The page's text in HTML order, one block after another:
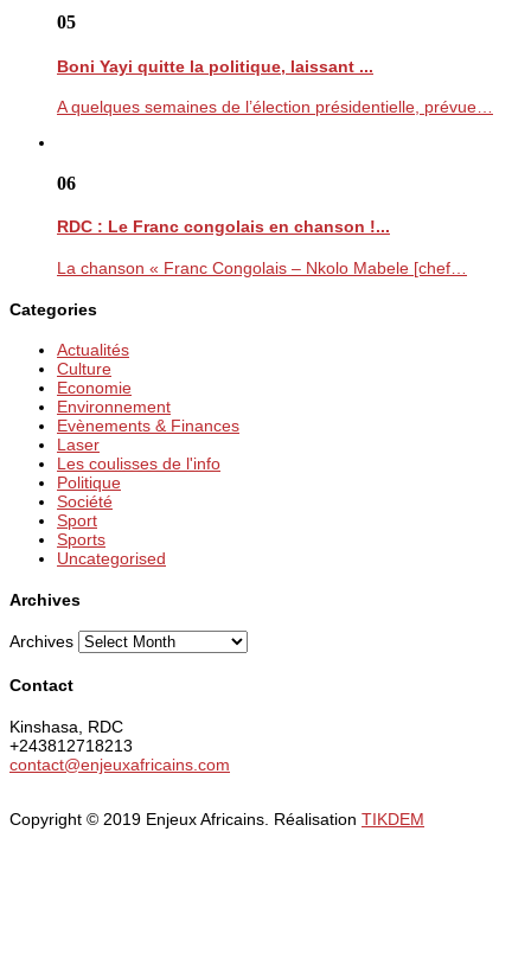
05
Boni Yayi quitte la politique, laissant ...
A quelques semaines de l’élection présidentielle, prévue…
06
RDC : Le Franc congolais en chanson !...
La chanson « Franc Congolais – Nkolo Mabele [chef…
Categories
Actualités
Culture
Economie
Environnement
Evènements & Finances
Laser
Les coulisses de l'info
Politique
Société
Sport
Sports
Uncategorised
Archives
Archives
Contact
Kinshasa, RDC
+243812718213
contact@enjeuxafricains.com
Copyright © 2019 Enjeux Africains. Réalisation TIKDEM